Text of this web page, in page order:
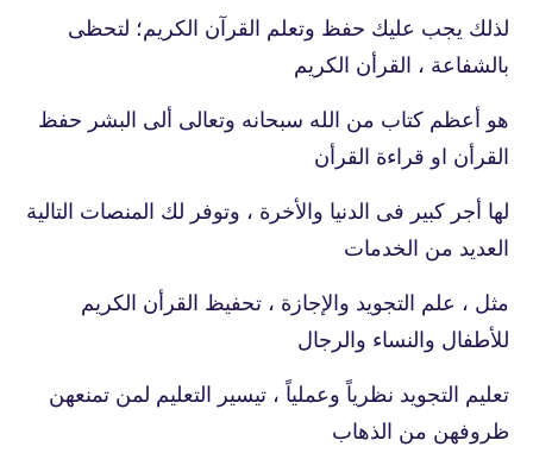
لذلك يجب عليك حفظ وتعلم القرآن الكريم؛ لتحظى
بالشفاعة ، القرأن الكريم
هو أعظم كتاب من الله سبحانه وتعالى ألى البشر حفظ
القرأن او قراءة القرأن
لها أجر كبير فى الدنيا والأخرة ، وتوفر لك المنصات التالية
العديد من الخدمات
مثل ، علم التجويد والإجازة ، تحفيظ القرأن الكريم
للأطفال والنساء والرجال
تعليم التجويد نظرياً وعملياً ، تيسير التعليم لمن تمنعهن
ظروفهن من الذهاب